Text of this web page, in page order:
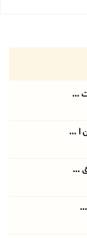
...
...